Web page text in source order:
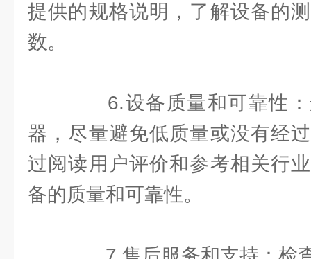
提供的规格说明，了解设备的
数。
6.设备质量和可靠性：
器，尽量避免低质量或没有经
过阅读用户评价和参考相关行
备的质量和可靠性。